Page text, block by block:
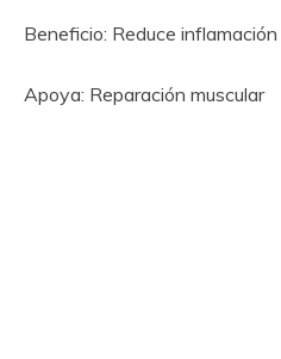
Beneficio: Reduce inflamación
Apoya: Reparación muscular